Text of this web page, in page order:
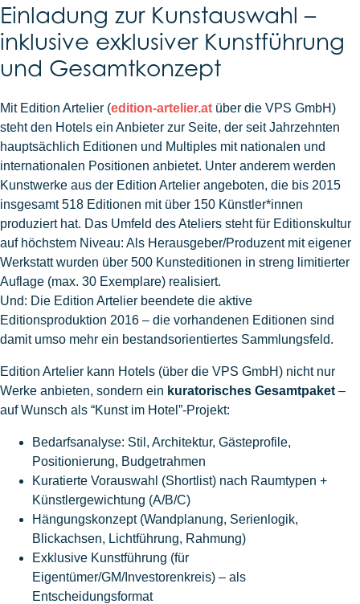
Einladung zur Kunstauswahl –
inklusive exklusiver Kunstführung
und Gesamtkonzept
Mit Edition Artelier (edition-artelier.at über die VPS GmbH)
steht den Hotels ein Anbieter zur Seite, der seit Jahrzehnten
hauptsächlich Editionen und Multiples mit nationalen und
internationalen Positionen anbietet. Unter anderem werden
Kunstwerke aus der Edition Artelier angeboten, die bis 2015
insgesamt 518 Editionen mit über 150 Künstler*innen
produziert hat. Das Umfeld des Ateliers steht für Editionskultur
auf höchstem Niveau: Als Herausgeber/Produzent mit eigener
Werkstatt wurden über 500 Kunsteditionen in streng limitierter
Auflage (max. 30 Exemplare) realisiert.
Und: Die Edition Artelier beendete die aktive
Editionsproduktion 2016 – die vorhandenen Editionen sind
damit umso mehr ein bestandsorientiertes Sammlungsfeld.
Edition Artelier kann Hotels (über die VPS GmbH) nicht nur
Werke anbieten, sondern ein kuratorisches Gesamtpaket –
auf Wunsch als “Kunst im Hotel”-Projekt:
Bedarfsanalyse: Stil, Architektur, Gästeprofile,
Positionierung, Budgetrahmen
Kuratierte Vorauswahl (Shortlist) nach Raumtypen +
Künstlergewichtung (A/B/C)
Hängungskonzept (Wandplanung, Serienlogik,
Blickachsen, Lichtführung, Rahmung)
Exklusive Kunstführung (für
Eigentümer/GM/Investorenkreis) – als
Entscheidungsformat